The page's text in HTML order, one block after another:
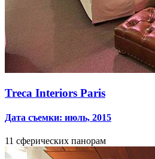
Treca Interiors Paris
Дата съемки: июль, 2015
11 сферических панорам